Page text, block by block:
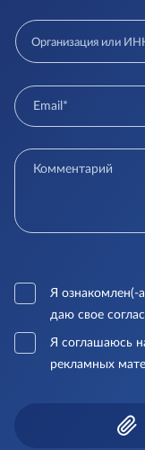
Я ознакомлен(-
даю свое
Я соглашаюсь
рекламных